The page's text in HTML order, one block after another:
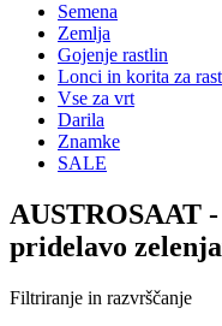
Semena
Zemlja
Gojenje rastlin
Lonci in korita za
Vse za vrt
Darila
Znamke
SALE
AUSTROSAAT -
pridelavo
Filtriranje in razvrščanje